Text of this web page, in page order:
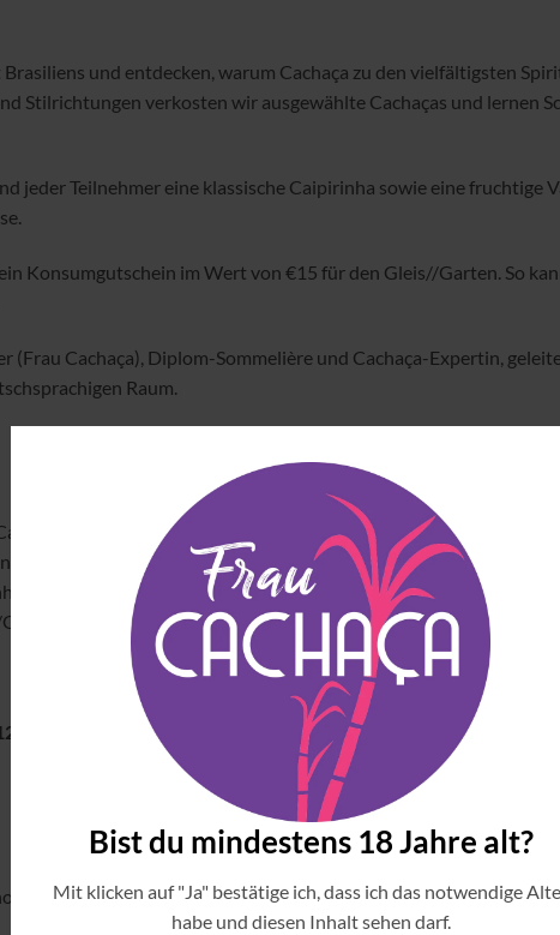
Bist du mindestens 18 Jahre alt?
Mit klicken auf "Ja" bestätige ich, dass ich das notwendige
habe und diesen Inhalt sehen darf.
und entdecken, warum Cachaça zu den vielfältigsten
Stilrichtungen verkosten wir ausgewählte Cachaças und lernen
jeder Teilnehmer eine klassische Caipirinha sowie eine
Konsumgutschein im Wert von €15 für den Gleis//Garten. So
Cachaça), Diplom-Sommelière und Cachaça-Expertin,
Raum.
Variation
Wien
im Gastgarten des Gleis//Garten statt.